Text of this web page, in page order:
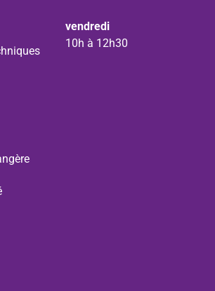
vendredi
10h à 12h30